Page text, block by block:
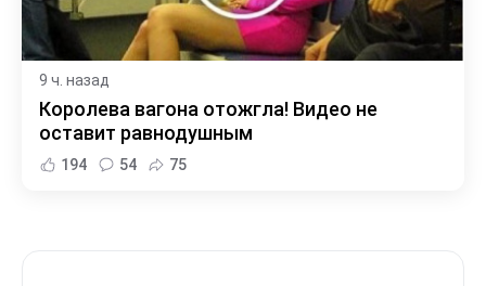
9 ч. назад
Королева вагона отожгла! Видео не
оставит равнодушным
194 54 75